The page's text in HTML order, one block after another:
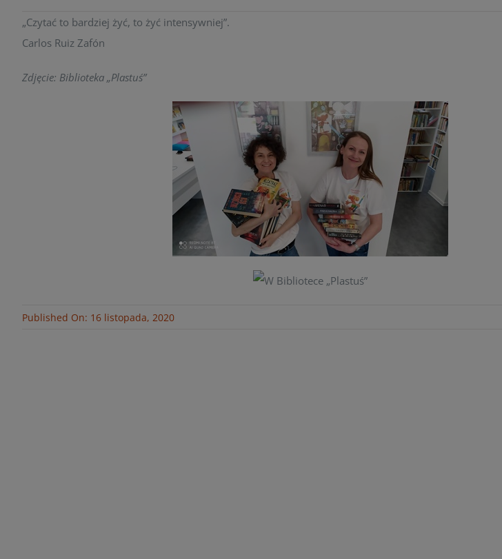
„Czytać to bardziej żyć, to żyć intensywniej”.
Carlos Ruiz Zafón
Zdjęcie: Biblioteka „Plastuś”
Published On: 16 listopada, 2020